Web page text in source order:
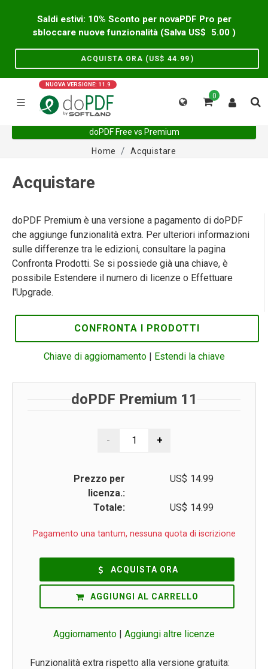
Saldi estivi: 10% Sconto per novaPDF Pro per
sbloccare nuove funzionalità (Salva US$
5.00 )
ACQUISTA ORA (US$ 44.99 )
NUOVA VERSIONE: 11.9
0
doPDF Free vs Premium
Home
Acquistare
Acquistare
doPDF Premium è una versione a pagamento di doPDF
che aggiunge funzionalità extra. Per ulteriori informazioni
sulle differenze tra le edizioni, consultare la pagina
Confronta Prodotti. Se si possiede già una chiave, è
possibile Estendere il numero di licenze o Effettuare
l'Upgrade.
CONFRONTA I PRODOTTI
Chiave di aggiornamento| Estendi la chiave
doPDF Premium 11
Prezzo per
licenza.:
US$ 14.99
Totale: US$ 14.99
Pagamento una tantum, nessuna quota di iscrizione
ACQUISTA ORA
AGGIUNGI AL CARRELLO
Aggiornamento | Aggiungi altre licenze
Funzionalità extra rispetto alla versione gratuita: